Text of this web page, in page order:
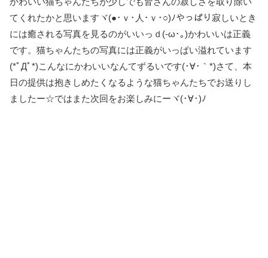
てくれたかと思いますヾ(●･ｖ･人･ｖ･○)ﾉやっぱり寂しいとき
には癒される写真を見るのがいいっｄ(-ω･｡)かわいいは正義
です。猫ちゃんたちの写真には正義がいっぱい溢れています
(*ﾟДﾟ*)こんなにかわいいなんてずるいです(･∀･｀*)さて、本
日の提供は抱きしめたくなるような猫ちゃんたちでお送りし
ましたー☆ではまた次回をお楽しみにーヾ(･∀･)ﾉ